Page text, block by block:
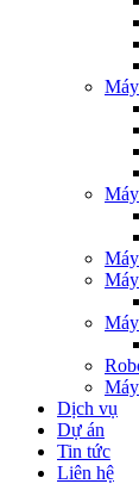
Dịch vụ
Dự án
Tin tức
Liên hệ